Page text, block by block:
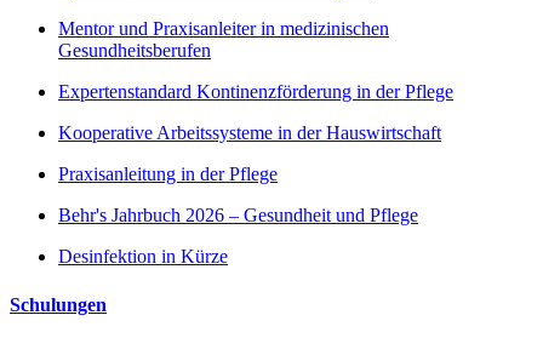
Mentor und Praxisanleiter in medizinischen
Gesundheitsberufen
Expertenstandard Kontinenzförderung in der Pflege
Kooperative Arbeitssysteme in der Hauswirtschaft
Praxisanleitung in der Pflege
Behr's Jahrbuch 2026 – Gesundheit und Pflege
Desinfektion in Kürze
Schulungen